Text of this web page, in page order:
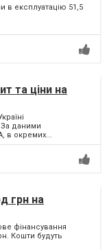
в експлуатацію 51,5
та ціни на
За даними
в окремих...
грн на
фінансування
Кошти будуть